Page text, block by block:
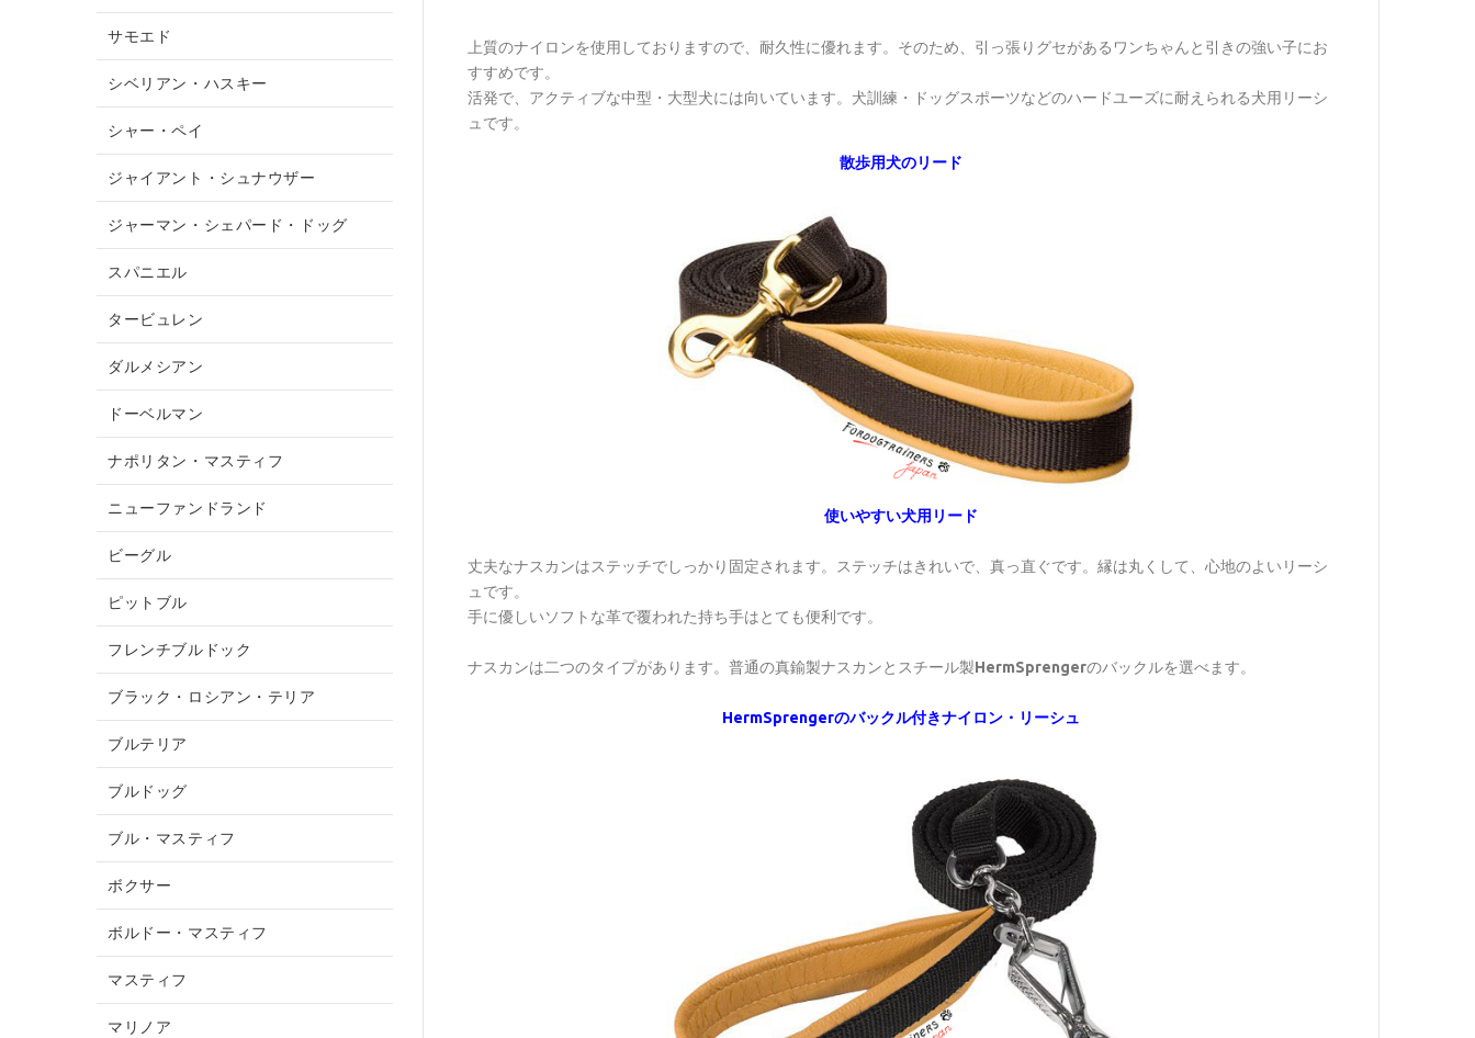
上質のナイロンを使用しておりますので、耐久性に優れます。そのため、引っ張りグセがあるワンちゃんと引きの強い子にお
すすめです。
活発で、アクティブな中型・大型犬には向いています。犬訓練・ドッグスポーツなどのハードユーズに耐えられる犬用リーシ
ュです。
散歩用犬のリード
使いやすい犬用リード
丈夫なナスカンはステッチでしっかり固定されます。ステッチはきれいで、真っ直ぐです。縁は丸くして、心地のよいリーシ
ュです。
手に優しいソフトな革で覆われた持ち手はとても便利です。
ナスカンは二つのタイプがあります。普通の真鍮製ナスカンとスチール製HermSprengerのバックルを選べます。
HermSprengerのバックル付きナイロン・リーシュ
サモエド
シベリアン・ハスキー
シャー・ペイ
ジャイアント・シュナウザー
ジャーマン・シェパード・ドッグ
スパニエル
タービュレン
ダルメシアン
ドーベルマン
ナポリタン・マスティフ
ニューファンドランド
ビーグル
ピットブル
フレンチブルドック
ブラック・ロシアン・テリア
ブルテリア
ブルドッグ
ブル・マスティフ
ボクサー
ボルドー・マスティフ
マスティフ
マリノア